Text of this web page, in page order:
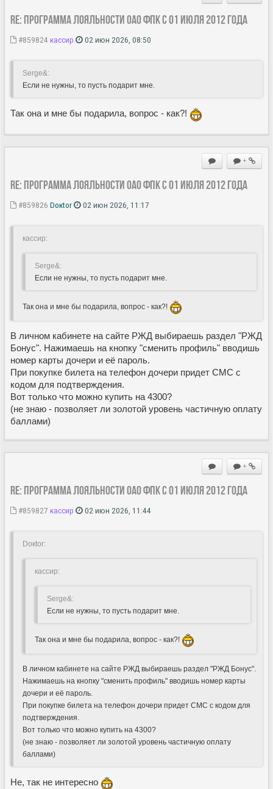
Re: Программа лояльности ОАО ФПК с 01 июля 2012 года
#859824 кассир 02 июн 2026, 08:50
Serge&:
Если не нужны, то пусть подарит мне.
Так она и мне бы подарила, вопрос - как?!
+
Re: Программа лояльности ОАО ФПК с 01 июля 2012 года
#859826 Doкtor 02 июн 2026, 11:17
кассир:
Serge&:
Если не нужны, то пусть подарит мне.
Так она и мне бы подарила, вопрос - как?!
В личном кабинете на сайте РЖД выбираешь раздел "РЖД
Бонус". Нажимаешь на кнопку "сменить профиль" вводишь
номер карты дочери и её пароль.
При покупке билета на телефон дочери придет СМС с
кодом для подтверждения.
Вот только что можно купить на 4300?
(не знаю - позволяет ли золотой уровень частичную оплату
баллами)
+
Re: Программа лояльности ОАО ФПК с 01 июля 2012 года
#859827 кассир 02 июн 2026, 11:44
Doкtor:
кассир:
Serge&:
Если не нужны, то пусть подарит мне.
Так она и мне бы подарила, вопрос - как?!
В личном кабинете на сайте РЖД выбираешь раздел "РЖД Бонус".
Нажимаешь на кнопку "сменить профиль" вводишь номер карты
дочери и её пароль.
При покупке билета на телефон дочери придет СМС с кодом для
подтверждения.
Вот только что можно купить на 4300?
(не знаю - позволяет ли золотой уровень частичную оплату
баллами)
Не, так не интересно